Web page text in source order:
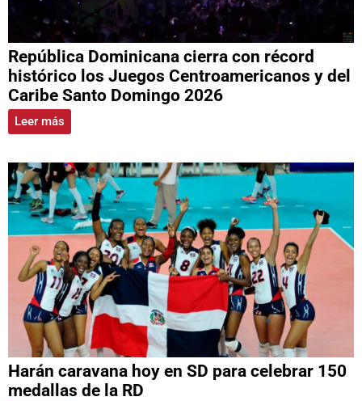
República Dominicana cierra con récord
histórico los Juegos Centroamericanos y del
Caribe Santo Domingo 2026
Leer más
Harán caravana hoy en SD para celebrar 150
medallas de la RD